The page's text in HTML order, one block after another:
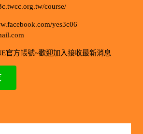
course/
yes3c06
官方帳號~歡迎加入接收最新消息